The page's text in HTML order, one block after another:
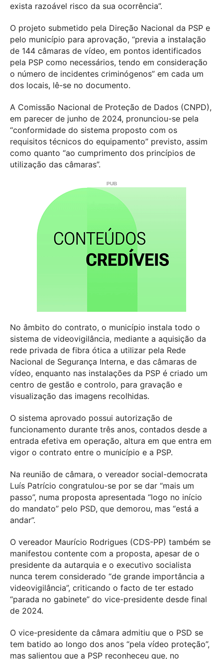
exista razoável risco da sua ocorrência”.
O projeto submetido pela Direção Nacional da PSP e
pelo município para aprovação, “previa a instalação
de 144 câmaras de vídeo, em pontos identificados
pela PSP como necessários, tendo em consideração
o número de incidentes criminógenos” em cada um
dos locais, lê-se no documento.
A Comissão Nacional de Proteção de Dados (CNPD),
em parecer de junho de 2024, pronunciou-se pela
“conformidade do sistema proposto com os
requisitos técnicos do equipamento” previsto, assim
como quanto “ao cumprimento dos princípios de
utilização das câmaras”.
No âmbito do contrato, o município instala todo o
sistema de videovigilância, mediante a aquisição da
rede privada de fibra ótica a utilizar pela Rede
Nacional de Segurança Interna, e das câmaras de
vídeo, enquanto nas instalações da PSP é criado um
centro de gestão e controlo, para gravação e
visualização das imagens recolhidas.
O sistema aprovado possui autorização de
funcionamento durante três anos, contados desde a
entrada efetiva em operação, altura em que entra em
vigor o contrato entre o município e a PSP.
Na reunião de câmara, o vereador social-democrata
Luís Patrício congratulou-se por se dar “mais um
passo”, numa proposta apresentada “logo no início
do mandato” pelo PSD, que demorou, mas “está a
andar”.
O vereador Maurício Rodrigues (CDS-PP) também se
manifestou contente com a proposta, apesar de o
presidente da autarquia e o executivo socialista
nunca terem considerado “de grande importância a
videovigilância”, criticando o facto de ter estado
“parada no gabinete” do vice-presidente desde final
de 2024.
O vice-presidente da câmara admitiu que o PSD se
tem batido ao longo dos anos “pela vídeo proteção”,
mas salientou que a PSP reconheceu que, no